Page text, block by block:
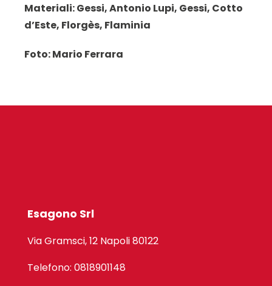
Materiali:Gessi,Antonio Lupi, Gessi, Cotto
d’Este, Florgès, Flaminia
Foto: Mario Ferrara
Esagono Srl
Via Gramsci, 12 Napoli 80122
Telefono: 0818901148